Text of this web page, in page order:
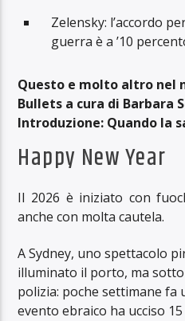
Zelensky: l’accordo
guerra è a ’10
Questo e molto altro nel
Bullets a cura di Barbara
Introduzione: Quando la
Happy New Year
Il 2026 è iniziato con
anche con molta cautela.
A Sydney, uno spettacolo
illuminato il porto, ma
polizia: poche settimane fa
evento ebraico ha ucciso